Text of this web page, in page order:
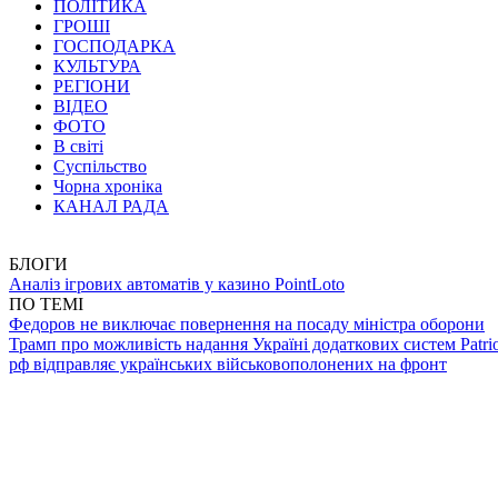
ПОЛІТИКА
ГРОШІ
ГОСПОДАРКА
КУЛЬТУРА
РЕГІОНИ
ВІДЕО
ФОТО
В світі
Суспільство
Чорна хроніка
КАНАЛ РАДА
БЛОГИ
Аналіз ігрових автоматів у казино PointLoto
ПО ТЕМІ
Федоров не виключає повернення на посаду міністра оборони
Трамп про можливість надання Україні додаткових систем
рф відправляє українських військовополонених на фронт